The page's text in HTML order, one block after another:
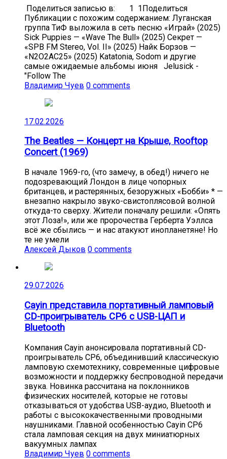
Поделиться записью в: 1 1Поделиться
Публикации с похожим содержанием: Луганская
группа ТиФ выложила в сеть песню «Играй» (2025)
Sick Puppies — «Wave The Bull» (2025) Секрет —
«SPB FM Stereo, Vol. II» (2025) Найк Борзов —
«N2O2AC25» (2025) Katatonia, Sodom и другие
самые ожидаемые альбомы июня Jelusick -
"Follow The
Владимир Чуев 0 comments
17.02.2026
The Beatles — Концерт на Крыше, Rooftop
Concert (1969)
В начале 1969-го, (что замечу, в обед!) ничего не
подозревающий Лондон в лице чопорных
британцев, и растерянных, безоружных «Бобби» * —
внезапно накрыло звуко-свистоплясовой волной
откуда-то сверху. Жители поначалу решили: «Опять
этот Лоза!», или же пророчества Герберта Уэллса
всё же сбылись — и нас атакуют инопланетяне! Но
те не умели
Алексей Дыков 0 comments
29.07.2026
Cayin представила портативный ламповый
CD-проигрыватель CP6 с USB-ЦАП и
Bluetooth
Компания Cayin анонсировала портативный CD-
проигрыватель CP6, объединивший классическую
ламповую схемотехнику, современные цифровые
возможности и поддержку беспроводной передачи
звука. Новинка рассчитана на поклонников
физических носителей, которые не готовы
отказываться от удобства USB-аудио, Bluetooth и
работы с высококачественными проводными
наушниками. Главной особенностью Cayin CP6
стала ламповая секция на двух миниатюрных
вакуумных лампах
Владимир Чуев 0 comments